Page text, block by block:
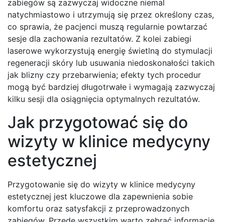
zabiegów są zazwyczaj widoczne niemal
natychmiastowo i utrzymują się przez określony czas,
co sprawia, że pacjenci muszą regularnie powtarzać
sesje dla zachowania rezultatów. Z kolei zabiegi
laserowe wykorzystują energię świetlną do stymulacji
regeneracji skóry lub usuwania niedoskonałości takich
jak blizny czy przebarwienia; efekty tych procedur
mogą być bardziej długotrwałe i wymagają zazwyczaj
kilku sesji dla osiągnięcia optymalnych rezultatów.
Jak przygotować się do
wizyty w klinice medycyny
estetycznej
Przygotowanie się do wizyty w klinice medycyny
estetycznej jest kluczowe dla zapewnienia sobie
komfortu oraz satysfakcji z przeprowadzonych